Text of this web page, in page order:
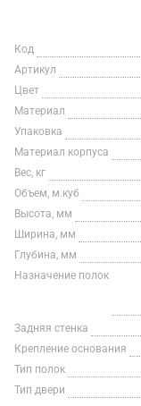
Код
Артикул
Цвет
Материал
Упаковка
Материал корпуса
Вес, кг
Объем, м.куб
Высота, мм
Ширина, мм
Глубина, мм
Назначение полок
Задняя стенка
Крепление основания
Тип полок
Тип двери